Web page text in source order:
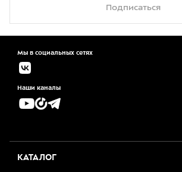
Подписаться
Мы в социальных сетях
Наши каналы
КАТАЛОГ